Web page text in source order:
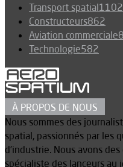
Transport spatial1102
Constructeurs862
Aviation commerciale
Technologie582
À PROPOS DE NOUS
Nous sommes des
spatial, passionnés par les
d’industrie. Nous avons
spécialiste des lanceurs